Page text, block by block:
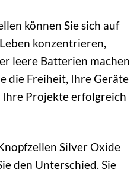
können Sie sich auf
konzentrieren,
leere Batterien machen
die Freiheit, Ihre Geräte
Projekte erfolgreich
Silver Oxide
den Unterschied. Sie